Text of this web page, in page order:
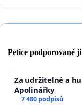
Petice podporované
Za udržitelné a
Apolinářky
7 480 podpisů